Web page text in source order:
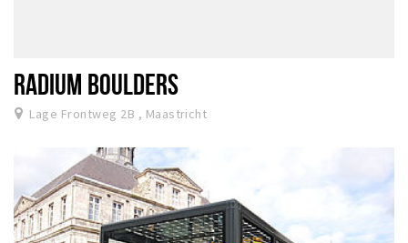
RADIUM BOULDERS
Lage Frontweg 2B , Maastricht